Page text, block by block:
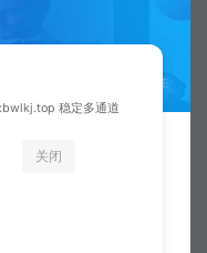
h1>
稳定多通道
关闭